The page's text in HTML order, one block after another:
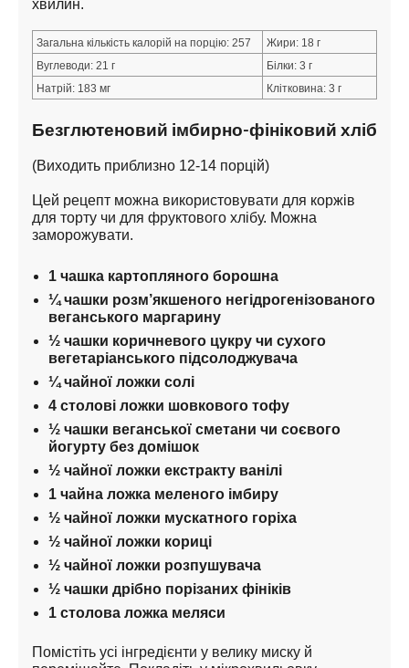
хвилин.
Загальна кількість калорій на порцію: 257
Жири: 18 г
Вуглеводи: 21 г
Білки: 3 г
Натрій: 183 мг
Клітковина: 3 г
Безглютеновий імбирно-фініковий хліб
(Виходить приблизно 12-14 порцій)
Цей рецепт можна використовувати для коржів
для торту чи для фруктового хлібу. Можна
заморожувати.
1 чашка картопляного борошна
¼ чашки розм’якшеного негідрогенізованого
веганського маргарину
½ чашки коричневого цукру чи сухого
вегетаріанського підсолоджувача
¼ чайної ложки солі
4 столові ложки шовкового тофу
½ чашки веганської сметани чи соєвого
йогурту без домішок
½ чайної ложки екстракту ванілі
1 чайна ложка меленого імбиру
½ чайної ложки мускатного горіха
½ чайної ложки кориці
½ чайної ложки розпушувача
½ чашки дрібно порізаних фініків
1 столова ложка меляси
Помістіть усі інгредієнти у велику миску й